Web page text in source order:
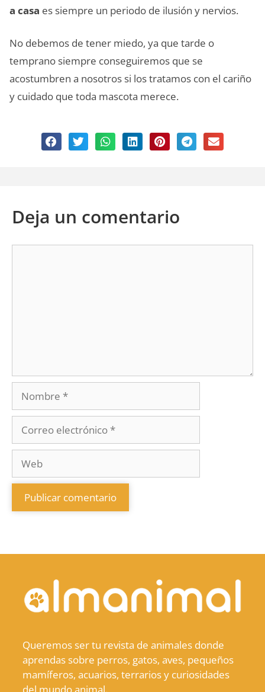
a casa es siempre un periodo de ilusión y nervios.
No debemos de tener miedo, ya que tarde o
temprano siempre conseguiremos que se
acostumbren a nosotros si los tratamos con el cariño
y cuidado que toda mascota merece.
Deja un comentario
Queremos ser tu revista de animales donde
aprendas sobre perros, gatos, aves, pequeños
mamíferos, acuarios, terrarios y curiosidades
del mundo animal.